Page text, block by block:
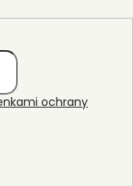
ochrany